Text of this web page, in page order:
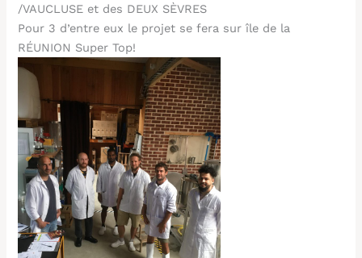
/VAUCLUSE et des DEUX SÈVRES
Pour 3 d’entre eux le projet se fera sur île de la
RÉUNION Super Top!